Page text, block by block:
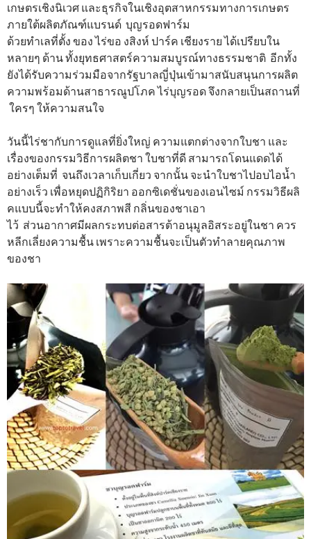
เกษตรเชิงนิเวศ และธุรกิจในเชิงอุตสาหกรรมทางการเกษตร
ภายใต้ผลิตภัณฑ์แบรนด์ บุญรอดฟาร์ม
ด้วยทำเลที่ตั้ง ของ ไร่ขอ งสิงห์ ปาร์ค เชียงราย ได้เปรียบใน
หลายๆ ด้าน ทั้งยุทธศาสตร์ความสมบูรณ์ทางธรรมชาติ อีกทั้ง
ยังได้รับความร่วมมือจากรัฐบาลญี่ปุ่นเข้ามาสนับสนุนการผลิต
ความพร้อมด้านสาธารณูปโภค ไร่บุญรอด จึงกลายเป็นสถานที่
ใครๆ ให้ความสนใจ
วันนี้ไร่ชากับการดูแลที่ยิ่งใหญ่ ความแตกต่างจากใบชา และ
เรื่องของกรรมวิธีการผลิตชา ใบชาที่ดี สามารถโดนแดดได้
อย่างเต็มที่ จนถึงเวลาเก็บเกี่ยว จากนั้น จะนำใบชาไปอบไอน้ำ
อย่างเร็ว เพื่อหยุดปฏิกิริยา ออกซิเดชั่นของเอนไซม์ กรรมวิธีผลิ
คแบบนี้จะทำให้คงสภาพสี กลิ่นของชาเอา
ไว้ ส่วนอากาศมีผลกระทบต่อสารต้าอนุมูลอิสระอยู่ในชา ควร
หลีกเลี่ยงความชื้น เพราะความชื้นจะเป็นตัวทำลายคุณภาพ
ของชา